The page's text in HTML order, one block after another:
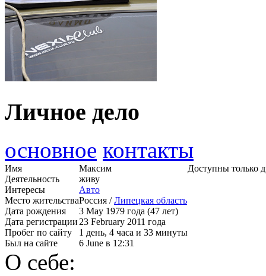
Личное дело
основное контакты
Имя
Максим
Деятельность
живу
Интересы
Авто
Место жительстваРоссия /Липецкая область
Дата рождения
3 May 1979 года (47 лет)
Дата регистрации23 February 2011 года
Пробег по сайту
1 день, 4 часа и 33 минуты
Был на сайте
6 June в 12:31
Доступны только
О себе: